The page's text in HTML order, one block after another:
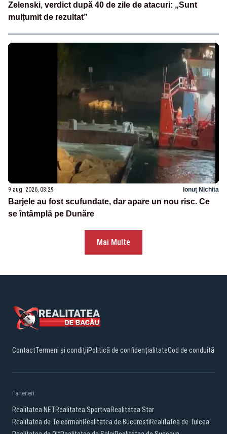
Zelenski, verdict după 40 de zile de atacuri: „Sunt
mulțumit de rezultat”
9 aug. 2026, 08:29 Ionuț Nichita
Barjele au fost scufundate, dar apare un nou risc. Ce
se întâmplă pe Dunăre
Mai Multe
ContactTermeni și condițiiPolitică de confidențialitateCod de conduită
Parteneri:
Realitatea.NETRealitatea SportivaRealitatea Star
Realitatea de TeleormanRealitatea de BucurestiRealitatea de Tulcea